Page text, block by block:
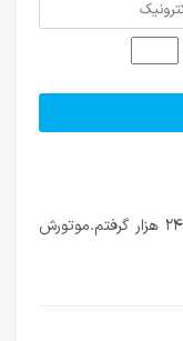
سلام.ساکن شهر اهواز هستم ،کولر ایستاده ۲۴ هزار گرفتم.موتورش